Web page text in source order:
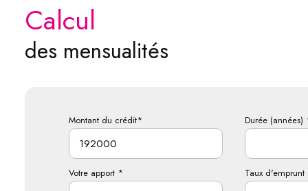
calcul
des mensualités
Montant du crédit* Durée (années)
Votre apport * Taux d'emprunt